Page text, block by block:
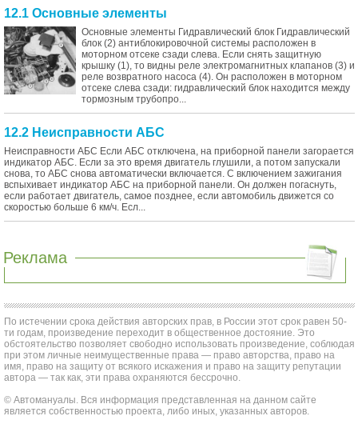
12.1 Основные элементы
Основные элементы Гидравлический блок Гидравлический
блок (2) антиблокировочной системы расположен в
моторном отсеке сзади слева. Если снять защитную
крышку (1), то видны реле электромагнитных клапанов (3) и
реле возвратного насоса (4). Он расположен в моторном
отсеке слева сзади: гидравлический блок находится между
тормозным трубопро...
12.2 Неисправности АБС
Неисправности АБС Если АБС отключена, на приборной панели загорается
индикатор АБС. Если за это время двигатель глушили, а потом запускали
снова, то АБС снова автоматически включается. С включением зажигания
вспыхивает индикатор АБС на приборной панели. Он должен погаснуть,
если работает двигатель, самое позднее, если автомобиль движется со
скоростью больше 6 км/ч. Есл...
Реклама
По истечении срока действия авторских прав, в России этот срок равен 50-
ти годам, произведение переходит в общественное достояние. Это
обстоятельство позволяет свободно использовать произведение, соблюдая
при этом личные неимущественные права — право авторства, право на
имя, право на защиту от всякого искажения и право на защиту репутации
автора — так как, эти права охраняются бессрочно.
© Автомануалы. Вся информация представленная на данном сайте
является собственностью проекта, либо иных, указанных авторов.